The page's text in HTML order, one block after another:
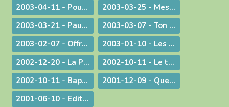
2003-04-11 - Pour une catéchèse pascale
2003-03-25 - Message aux communautés musulmanes et chrétiennes de Bourg-en-Bresse
2003-03-21 - Paul Couturier, apôtre de l'unité
2003-03-07 - Ton Père voit dans le secret !
2003-02-07 - Offrir ses mains et son cœur
2003-01-10 - Les bienfaits du dialogue œcuménique
2002-12-20 - La Prière à Marie : un itinéraire de contemplation, une source pour l'action
2002-10-11 - Le temps de la mission
2002-10-11 - Baptême et mariage - Dans une pastorale d'évangélisation harmoniser nos pratiques pour mieux proposer la foi
2001-12-09 - Questions d'actualité avec Mgr Bagnard
2001-06-10 - Edito : Pour qu'ils aient la vie en abondance !